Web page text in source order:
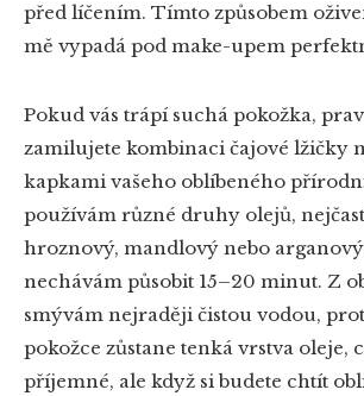
před líčením. Tímto způsobem
mě vypadá pod make-upem
Pokud vás trápí suchá pokožka,
zamilujete kombinaci čajové lžičky
kapkami vašeho oblíbeného
používám různé druhy olejů,
hroznový, mandlový nebo
nechávám působit 15–20 minut. Z
smývám nejraději čistou vodou,
pokožce zůstane tenká vrstva oleje,
příjemné, ale když si budete chtít